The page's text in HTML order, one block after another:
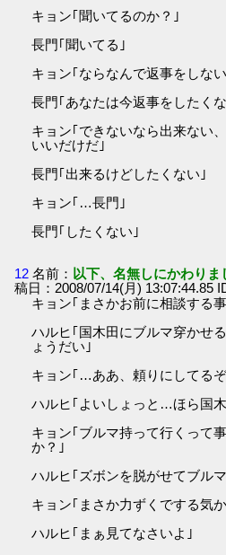
キョン｢聞いてるのか？｣
長門｢聞いてる｣
キョン｢ならなんで返事をしな
長門｢あなたは今返事をしたく
キョン｢できないなら出来ない
いいだけだ｣
長門｢出来るけどしたくない｣
キョン｢…長門｣
長門｢したくない｣
12 名前： 以下、名無しにかわり
稿日：2008/07/14(月) 13:07:44.85
キョン｢まさかお前に相談する
ハルヒ｢国木田にブルマ穿かせ
ょうだい｣
キョン｢…ああ、頼りにしてる
ハルヒ｢よいしょっと…ほら国
キョン｢ブルマ持って行くって
か？｣
ハルヒ｢ズボンを脱がせてブル
キョン｢まさか力ずくでする気
ハルヒ｢まぁ見てなさいよ｣